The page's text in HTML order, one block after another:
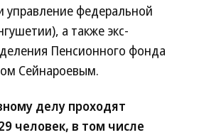
управление федеральной
а также экс-
Пенсионного фонда
Сейнароевым.
делу проходят
человек, в том числе